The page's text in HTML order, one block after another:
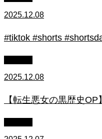
2025.12.08
#tiktok #shorts
2025.12.08
【転生悪女の黒歴史